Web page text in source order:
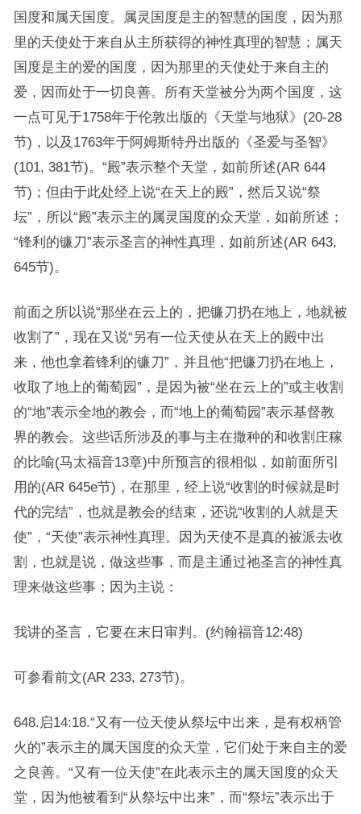
国度和属天国度。属灵国度是主的智慧的国度，因为那
里的天使处于来自从主所获得的神性真理的智慧；属天
国度是主的爱的国度，因为那里的天使处于来自主的
爱，因而处于一切良善。所有天堂被分为两个国度，这
一点可见于1758年于伦敦出版的《天堂与地狱》(20-28
节)，以及1763年于阿姆斯特丹出版的《圣爱与圣智》
(101, 381节)。“殿”表示整个天堂，如前所述(AR 644
节)；但由于此处经上说“在天上的殿”，然后又说“祭
坛”，所以“殿”表示主的属灵国度的众天堂，如前所述；
“锋利的镰刀”表示圣言的神性真理，如前所述(AR 643,
645节)。
前面之所以说“那坐在云上的，把镰刀扔在地上，地就被
收割了”，现在又说“另有一位天使从在天上的殿中出
来，他也拿着锋利的镰刀”，并且他“把镰刀扔在地上，
收取了地上的葡萄园”，是因为被“坐在云上的”或主收割
的“地”表示全地的教会，而“地上的葡萄园”表示基督教
界的教会。这些话所涉及的事与主在撒种的和收割庄稼
的比喻(马太福音13章)中所预言的很相似，如前面所引
用的(AR 645e节)，在那里，经上说“收割的时候就是时
代的完结”，也就是教会的结束，还说“收割的人就是天
使”，“天使”表示神性真理。因为天使不是真的被派去收
割，也就是说，做这些事，而是主通过祂圣言的神性真
理来做这些事；因为主说：
我讲的圣言，它要在末日审判。(约翰福音12:48)
可参看前文(AR 233, 273节)。
648.启14:18.“又有一位天使从祭坛中出来，是有权柄管
火的”表示主的属天国度的众天堂，它们处于来自主的爱
之良善。“又有一位天使”在此表示主的属天国度的众天
堂，因为他被看到“从祭坛中出来”，而“祭坛”表示出于